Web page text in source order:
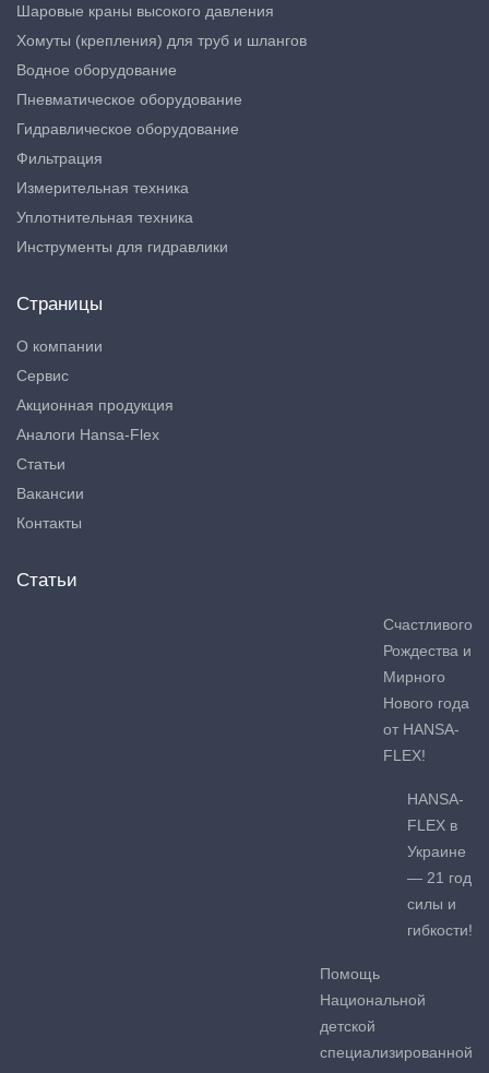
Шаровые краны высокого давления
Хомуты (крепления) для труб и шлангов
Водное оборудование
Пневматическое оборудование
Гидравлическое оборудование
Фильтрация
Измерительная техника
Уплотнительная техника
Инструменты для гидравлики
Страницы
О компании
Сервис
Акционная продукция
Аналоги Hansa-Flex
Статьи
Вакансии
Контакты
Статьи
Счастливого
Рождества и
Мирного
Нового года
от HANSA-
FLEX!
HANSA-
FLEX в
Украине
— 21 год
силы и
гибкости!
Помощь
Национальной
детской
специализированной